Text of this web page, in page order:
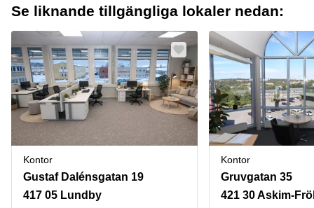
Kontor
Kontorshotell
Coworking
space
Lagerlokaler
Industrilokaler
Butikslokaler
Verkstad
Stockholm
Göteborg
Malmö
Uppsala
Norrköping
Östermalm
Skåne
Kontorshotell
Stockholm
Hyra lokal
Stockholm
Kontorshotell
Göteborg
Coworking
Stockholm
Kontorshotell
Malmö
Coworking
Om oss
Bli hyresvärd
Pris
Logga in
Se liknande tillgängliga lokaler nedan:
Kontor
Gustaf Dalénsgatan 19
417 05 Lundby
Kontor
Gruvgatan 35